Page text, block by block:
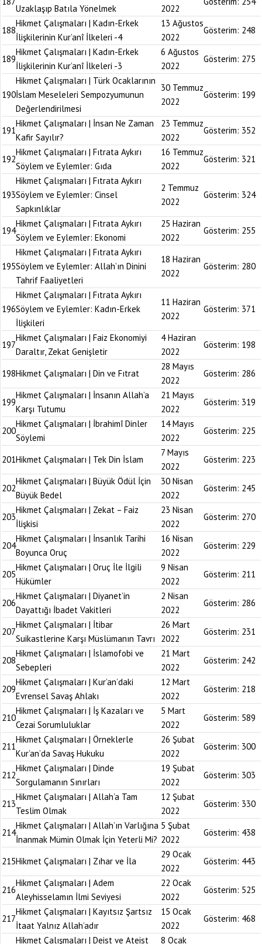
Uzaklaşıp Batıla Yönelmek 2022
188
Hikmet Çalışmaları | Kadın-Erkek
İlişkilerinin Kur’anî İlkeleri -4
13 Ağustos
2022
Gösterim: 248
189
Hikmet Çalışmaları | Kadın-Erkek
İlişkilerinin Kur’anî İlkeleri -3
6 Ağustos
2022
Gösterim: 275
190
Hikmet Çalışmaları | Türk Ocaklarının
İslam Meseleleri Sempozyumunun
Değerlendirilmesi
30 Temmuz
2022
Gösterim: 199
191
Hikmet Çalışmaları | İnsan Ne Zaman
Kafir Sayılır?
23 Temmuz
2022
Gösterim: 352
192
Hikmet Çalışmaları | Fıtrata Aykırı
Söylem ve Eylemler: Gıda
16 Temmuz
2022
Gösterim: 321
193
Hikmet Çalışmaları | Fıtrata Aykırı
Söylem ve Eylemler: Cinsel
Sapkınlıklar
2 Temmuz
2022
Gösterim: 324
194
Hikmet Çalışmaları | Fıtrata Aykırı
Söylem ve Eylemler: Ekonomi
25 Haziran
2022
Gösterim: 255
195
Hikmet Çalışmaları | Fıtrata Aykırı
Söylem ve Eylemler: Allah’ın Dinini
Tahrif Faaliyetleri
18 Haziran
2022
Gösterim: 280
196
Hikmet Çalışmaları | Fıtrata Aykırı
Söylem ve Eylemler: Kadın-Erkek
İlişkileri
11 Haziran
2022
Gösterim: 371
197
Hikmet Çalışmaları | Faiz Ekonomiyi
Daraltır, Zekat Genişletir
4 Haziran
2022
Gösterim: 198
198Hikmet Çalışmaları | Din ve Fıtrat
28 Mayıs
2022
Gösterim: 286
199
Hikmet Çalışmaları | İnsanın Allah’a
Karşı Tutumu
21 Mayıs
2022
Gösterim: 319
200
Hikmet Çalışmaları | İbrahimî Dinler
Söylemi
14 Mayıs
2022
Gösterim: 225
201Hikmet Çalışmaları | Tek Din İslam
7 Mayıs
2022
Gösterim: 223
202
Hikmet Çalışmaları | Büyük Ödül İçin
Büyük Bedel
30 Nisan
2022
Gösterim: 245
203
Hikmet Çalışmaları | Zekat – Faiz
İlişkisi
23 Nisan
2022
Gösterim: 270
204
Hikmet Çalışmaları | İnsanlık Tarihi
Boyunca Oruç
16 Nisan
2022
Gösterim: 229
205
Hikmet Çalışmaları | Oruç İle İlgili
Hükümler
9 Nisan
2022
Gösterim: 211
206
Hikmet Çalışmaları | Diyanet’in
Dayattığı İbadet Vakitleri
2 Nisan
2022
Gösterim: 286
207
Hikmet Çalışmaları | İtibar
Suikastlerine Karşı Müslümanın Tavrı
26 Mart
2022
Gösterim: 231
208
Hikmet Çalışmaları | İslamofobi ve
Sebepleri
21 Mart
2022
Gösterim: 242
209
Hikmet Çalışmaları | Kur’an’daki
Evrensel Savaş Ahlakı
12 Mart
2022
Gösterim: 218
210
Hikmet Çalışmaları | İş Kazaları ve
Cezai Sorumluluklar
5 Mart
2022
Gösterim: 589
211
Hikmet Çalışmaları | Örneklerle
Kur’an’da Savaş Hukuku
26 Şubat
2022
Gösterim: 300
212
Hikmet Çalışmaları | Dinde
Sorgulamanın Sınırları
19 Şubat
2022
Gösterim: 303
213
Hikmet Çalışmaları | Allah’a Tam
Teslim Olmak
12 Şubat
2022
Gösterim: 330
214
Hikmet Çalışmaları | Allah’ın Varlığına
İnanmak Mümin Olmak İçin Yeterli Mi?
5 Şubat
2022
Gösterim: 438
215Hikmet Çalışmaları | Zıhar ve İla
29 Ocak
2022
Gösterim: 443
216
Hikmet Çalışmaları | Adem
Aleyhisselamın İlmi Seviyesi
22 Ocak
2022
Gösterim: 525
217
Hikmet Çalışmaları | Kayıtsız Şartsız
İtaat Yalnız Allah’adır
15 Ocak
2022
Gösterim: 468
Hikmet Çalışmaları | Deist ve Ateist
8 Ocak